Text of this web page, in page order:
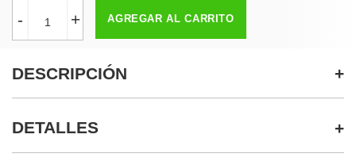
- + AGREGAR AL CARRITO
DESCRIPCIÓN
DETALLES